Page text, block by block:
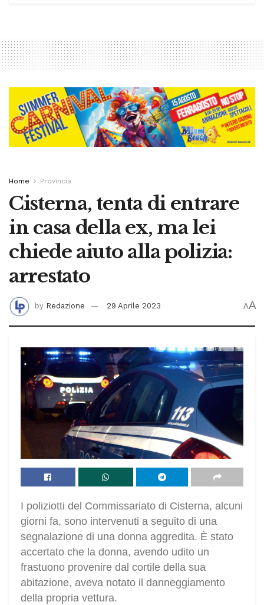
Home Provincia
Cisterna, tenta di entrare
in casa della ex, ma lei
chiede aiuto alla polizia:
arrestato
by Redazione 29 Aprile 2023 AA
I poliziotti del Commissariato di Cisterna, alcuni
giorni fa, sono intervenuti a seguito di una
segnalazione di una donna aggredita. È stato
accertato che la donna, avendo udito un
frastuono provenire dal cortile della sua
abitazione, aveva notato il danneggiamento
della propria vettura.